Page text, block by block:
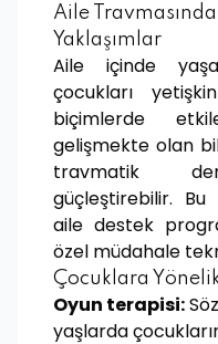
Aile
Yaklaşımlar
Aile içinde
çocukları
biçimlerde
gelişmekte olan
travmatik
güçleştirebilir.
aile destek
özel müdahale
Çocuklara
Oyun terapisi:
yaşlarda